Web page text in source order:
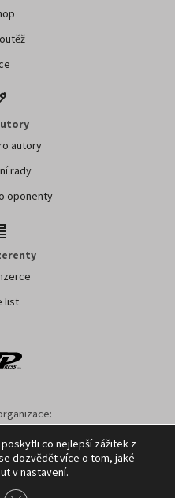
autory
rady
oponenty
list
Facebook Kontakt
co nejlepší zážitek z
dozvědět více o tom, jaké
vnastavení.